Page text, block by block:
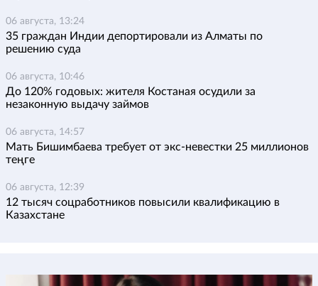
06 августа, 13:24
35 граждан Индии депортировали из Алматы по
решению суда
06 августа, 10:46
До 120% годовых: жителя Костаная осудили за
незаконную выдачу займов
06 августа, 14:57
Мать Бишимбаева требует от экс-невестки 25 миллионов
теңге
06 августа, 12:39
12 тысяч соцработников повысили квалификацию в
Казахстане